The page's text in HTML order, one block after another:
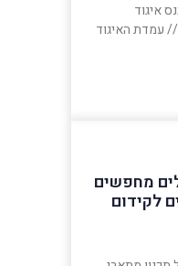
איגוד
עמדת האיגוד
מחפשים
לקידום